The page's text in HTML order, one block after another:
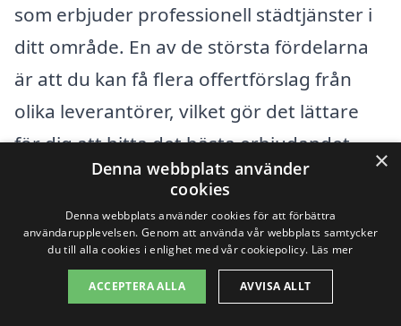
som erbjuder professionell städtjänster i
ditt område. En av de största fördelarna
är att du kan få flera offertförslag från
olika leverantörer, vilket gör det lättare
för dig att hitta det bästa erbjudandet.
När du letar efter pålitliga företag för
industristädning, kan det vara bra att
också överväga företag i kringliggande
städer. Här är några exempel på städer
×
Denna webbplats använder
cookies
Denna webbplats använder cookies för att förbättra
användarupplevelsen. Genom att använda vår webbplats samtycker
du till alla cookies i enlighet med vår cookiepolicy. Läs mer
ACCEPTERA ALLA AVVISA ALLT